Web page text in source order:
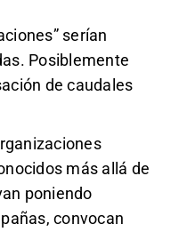
serían
Posiblemente
de caudales
más allá de
poniendo
convocan